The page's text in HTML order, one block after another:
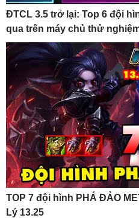
ĐTCL 3.5 trở lại: Top 6 đội
qua trên máy chủ thử
TOP 7 đội hình PHÁ ĐẢO
Lý 13.25